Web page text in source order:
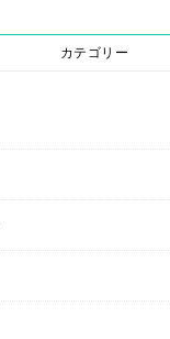
カテゴリー